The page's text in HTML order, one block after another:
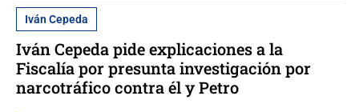
Iván Cepeda
Iván Cepeda pide explicaciones a la
Fiscalía por presunta investigación por
narcotráfico contra él y Petro